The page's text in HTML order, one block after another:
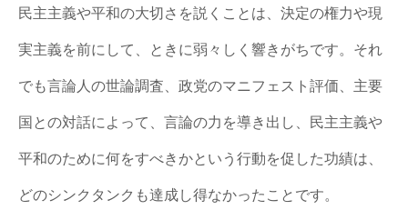
民主主義や平和の大切さを説くことは、決定の権力や現
実主義を前にして、ときに弱々しく響きがちです。それ
でも言論人の世論調査、政党のマニフェスト評価、主要
国との対話によって、言論の力を導き出し、民主主義や
平和のために何をすべきかという行動を促した功績は、
どのシンクタンクも達成し得なかったことです。